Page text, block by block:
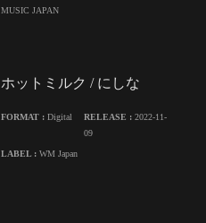
MUSIC JAPAN
ホットミルク / にしな
FORMAT : Digital RELEASE :2022-11-
09
LABEL : WM Japan